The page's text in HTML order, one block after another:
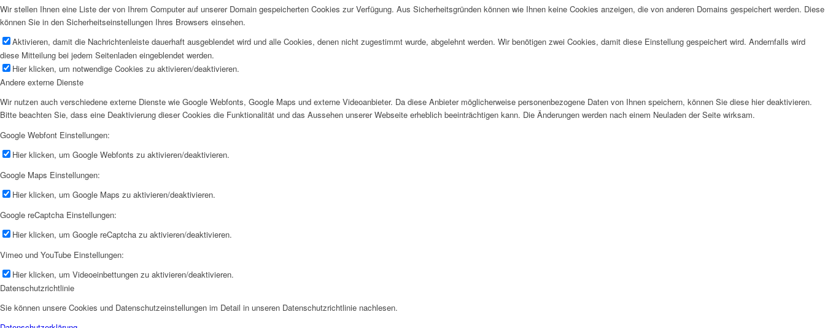
Wir stellen Ihnen eine Liste der von Ihrem Computer auf unserer Domain gespeicherten Cookies zur Verfügung. Aus Sicherheitsgründen können wie Ihnen keine Cookies anzeigen, die von anderen Domains gespeichert werden. Diese
können Sie in den Sicherheitseinstellungen Ihres Browsers einsehen.
Aktivieren, damit die Nachrichtenleiste dauerhaft ausgeblendet wird und alle Cookies, denen nicht zugestimmt wurde, abgelehnt werden. Wir benötigen zwei Cookies, damit diese Einstellung gespeichert wird. Andernfalls wird
diese Mitteilung bei jedem Seitenladen eingeblendet werden.
Hier klicken, um notwendige Cookies zu aktivieren/deaktivieren.
Andere externe Dienste
Wir nutzen auch verschiedene externe Dienste wie Google Webfonts, Google Maps und externe Videoanbieter. Da diese Anbieter möglicherweise personenbezogene Daten von Ihnen speichern, können Sie diese hier deaktivieren.
Bitte beachten Sie, dass eine Deaktivierung dieser Cookies die Funktionalität und das Aussehen unserer Webseite erheblich beeinträchtigen kann. Die Änderungen werden nach einem Neuladen der Seite wirksam.
Google Webfont Einstellungen:
Hier klicken, um Google Webfonts zu aktivieren/deaktivieren.
Google Maps Einstellungen:
Hier klicken, um Google Maps zu aktivieren/deaktivieren.
Google reCaptcha Einstellungen:
Hier klicken, um Google reCaptcha zu aktivieren/deaktivieren.
Vimeo und YouTube Einstellungen:
Hier klicken, um Videoeinbettungen zu aktivieren/deaktivieren.
Datenschutzrichtlinie
Sie können unsere Cookies und Datenschutzeinstellungen im Detail in unseren Datenschutzrichtlinie nachlesen.